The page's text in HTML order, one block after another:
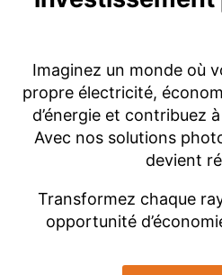
Imaginez un monde où
propre électricité,
d’énergie et contribuez
Avec nos solutions
devient
Transformez chaque
opportunité